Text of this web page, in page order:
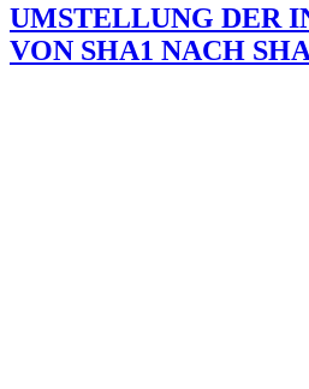
UMSTELLUNG DER
VON SHA1 NACH